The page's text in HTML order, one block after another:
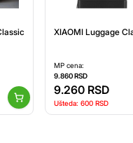
20 inča crni kofer
XIAOMI Luggage
MP cena:
9.860RSD
9.260 RSD
Ušteda: 600 RSD